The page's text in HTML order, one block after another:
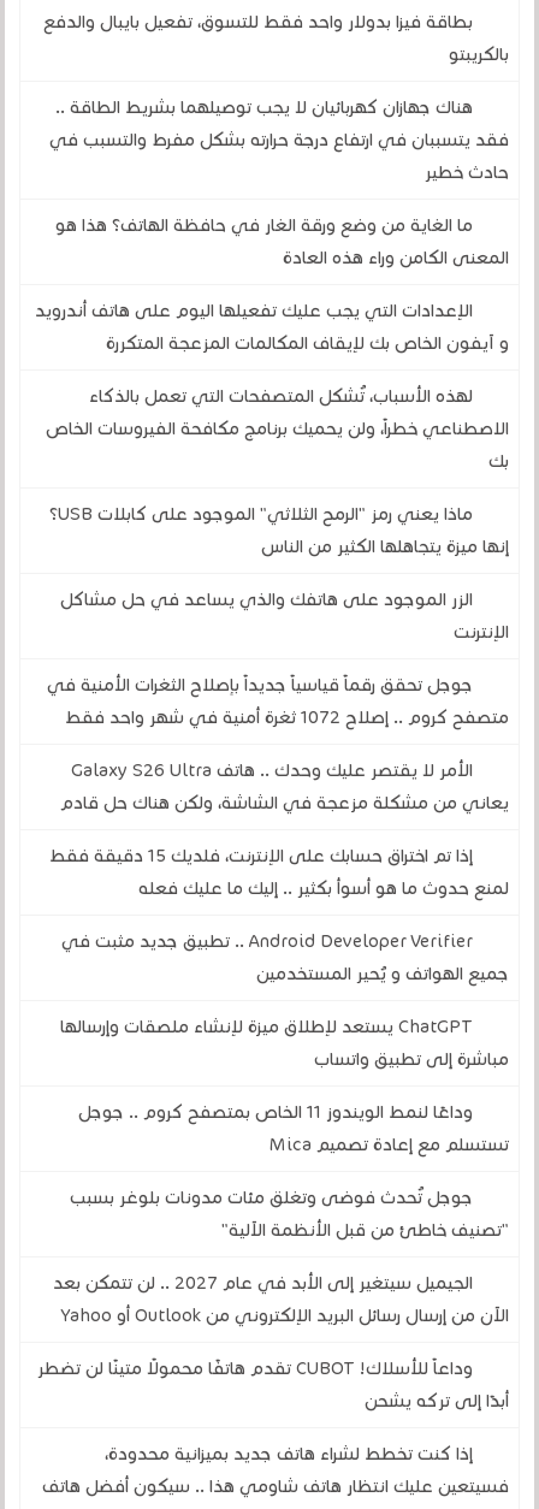
بطاقة فيزا بدولار واحد فقط للتسوق، تفعيل بايبال والدفع
بالكريبتو
هناك جهازان كهربائيان لا يجب توصيلهما بشريط الطاقة ..
فقد يتسببان في ارتفاع درجة حرارته بشكل مفرط والتسبب في
حادث خطير
ما الغاية من وضع ورقة الغار في حافظة الهاتف؟ هذا هو
المعنى الكامن وراء هذه العادة
الإعدادات التي يجب عليك تفعيلها اليوم على هاتف أندرويد
و آيفون الخاص بك لإيقاف المكالمات المزعجة المتكررة
لهذه الأسباب، تُشكل المتصفحات التي تعمل بالذكاء
الاصطناعي خطراً، ولن يحميك برنامج مكافحة الفيروسات الخاص
بك
ماذا يعني رمز "الرمح الثلاثي" الموجود على كابلات USB؟
إنها ميزة يتجاهلها الكثير من الناس
الزر الموجود على هاتفك والذي يساعد في حل مشاكل
الإنترنت
جوجل تحقق رقماً قياسياً جديداً بإصلاح الثغرات الأمنية في
متصفح كروم .. إصلاح 1072 ثغرة أمنية في شهر واحد فقط
الأمر لا يقتصر عليك وحدك .. هاتف Galaxy S26 Ultra
يعاني من مشكلة مزعجة في الشاشة، ولكن هناك حل قادم
إذا تم اختراق حسابك على الإنترنت، فلديك 15 دقيقة فقط
لمنع حدوث ما هو أسوأ بكثير .. إليك ما عليك فعله
Android Developer Verifier .. تطبيق جديد مثبت في
جميع الهواتف و يُحير المستخدمين
ChatGPT يستعد لإطلاق ميزة لإنشاء ملصقات وإرسالها
مباشرة إلى تطبيق واتساب
وداعًا لنمط الويندوز 11 الخاص بمتصفح كروم .. جوجل
تستسلم مع إعادة تصميم Mica
جوجل تُحدث فوضى وتغلق مئات مدونات بلوغر بسبب
"تصنيف خاطئ من قبل الأنظمة الآلية"
الجيميل سيتغير إلى الأبد في عام 2027 .. لن تتمكن بعد
الآن من إرسال رسائل البريد الإلكتروني من Outlook أو Yahoo
وداعاً للأسلاك! CUBOT تقدم هاتفًا محمولًا متينًا لن تضطر
أبدًا إلى تركه يشحن
إذا كنت تخطط لشراء هاتف جديد بميزانية محدودة،
فسيتعين عليك انتظار هاتف شاومي هذا .. سيكون أفضل هاتف